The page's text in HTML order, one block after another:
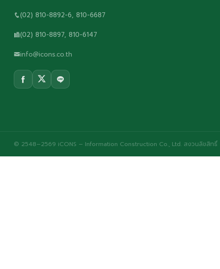
(02) 810-8892-6, 810-6687
(02) 810-8897, 810-6147
info@icons.co.th
© 2548–2569 iCONS – Information Construction Co., Ltd. สงวนลิขสิทธิ์